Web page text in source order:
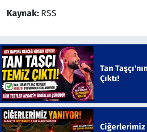
Kaynak: RSS
Tan
Çıktı!
Ciğerlerimiz